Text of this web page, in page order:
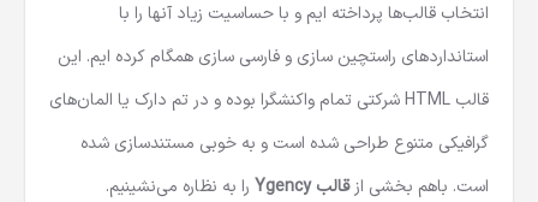
انتخاب قالب‌ها پرداخته ایم و با حساسیت زیاد آنها را با
استانداردهای راستچین سازی و فارسی سازی همگام کرده ایم. این
قالب HTML شرکتی
تمام واکنشگرا بوده و در تم دارک یا المان‌های
گرافیکی متنوع طراحی شده است و به خوبی مستندسازی شده
است. باهم بخشی ازقالب Ygency را به نظاره می‌نشینیم.